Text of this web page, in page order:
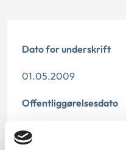
Dato for underskrift
01.05.2009
Offentliggørelsesdato
10.07.2013